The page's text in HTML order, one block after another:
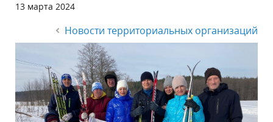
13 марта 2024
Новости территориальных организаций